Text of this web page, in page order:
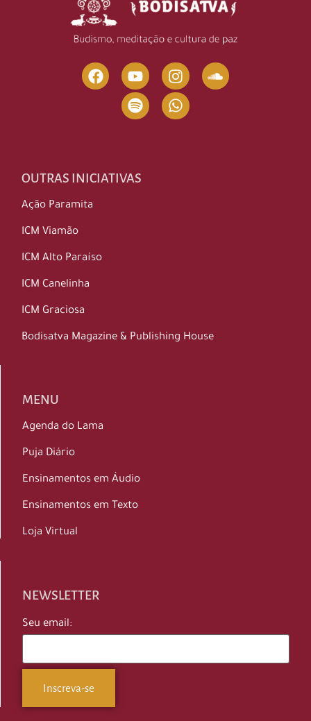
OUTRAS INICIATIVAS
Ação Paramita
ICM Viamão
ICM Alto Paraíso
ICM Canelinha
ICM Graciosa
Bodisatva Magazine & Publishing House
MENU
Agenda do Lama
Puja Diário
Ensinamentos em Áudio
Ensinamentos em Texto
Loja Virtual
NEWSLETTER
Seu email: